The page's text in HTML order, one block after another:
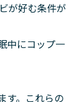
が好む条件が
中にコップ一
す。これらの